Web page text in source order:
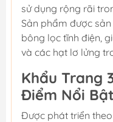
sử dụng rộng rãi
Sản phẩm được
bông lọc tĩnh điện,
và các hạt lơ lửng
Khẩu Trang
Điểm Nổi
Được phát triển theo